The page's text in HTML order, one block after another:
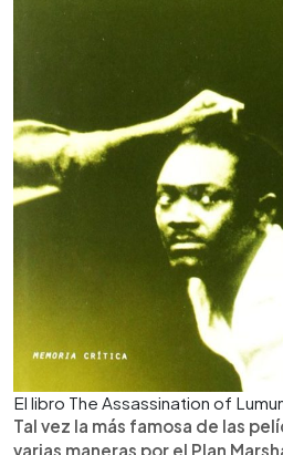
El libro The Assassination of
Tal vez la más famosa de las
varias maneras por el Plan